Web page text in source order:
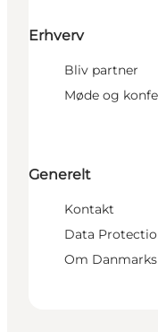
Erhverv
Bliv partner
Møde og
Generelt
Kontakt
Data
Om